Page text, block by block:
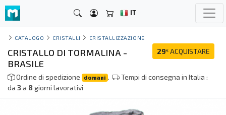
IT
CATALOGO CRISTALLI CRISTALLIZZAZIONE
29€ ACQUISTARE
CRISTALLO DI TORMALINA -
BRASILE
Ordine di spedizione domani .
Tempi di consegna in Italia :
da 3a 8giorni lavorativi